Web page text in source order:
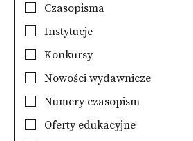
Czasopisma
Instytucje
Konkursy
Nowości wydawnicze
Numery czasopism
Oferty edukacyjne